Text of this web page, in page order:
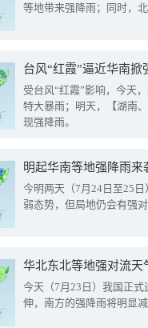
等地带来强降雨；同时，
台风“红霞”逼近华南
受台风“红霞”影响，今天
特大暴雨；明天，【湖南
现强降雨。
明起华南等地强降雨
今明两天（7月24日至25
弱态势，但局地仍会有强
华北东北等地强对流天
今天（7月23日）我国正
伸，南方的强降雨将明显